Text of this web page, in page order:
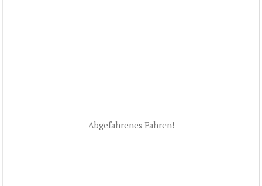
Abgefahrenes Fahren!